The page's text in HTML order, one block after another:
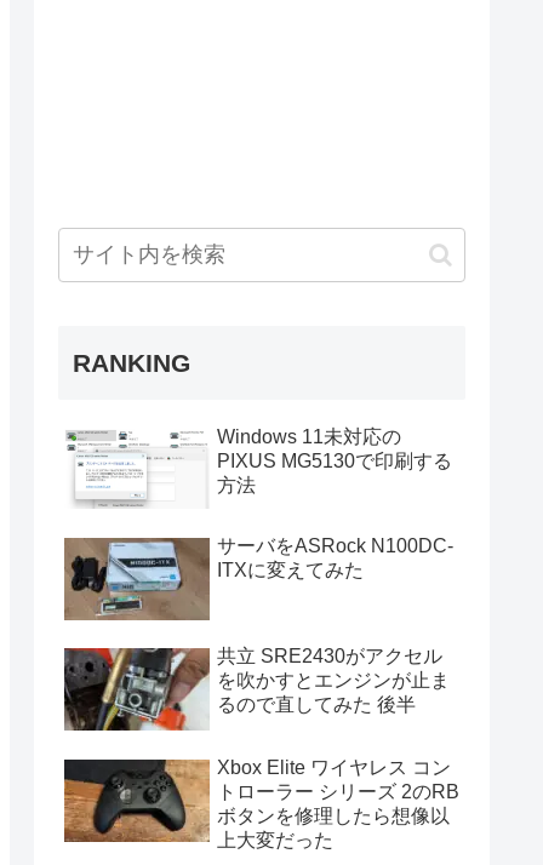
RANKING
Windows 11未対応の
PIXUS MG5130で印刷する
方法
サーバをASRock N100DC-
ITXに変えてみた
共立 SRE2430がアクセル
を吹かすとエンジンが止ま
るので直してみた 後半
Xbox Elite ワイヤレス コン
トローラー シリーズ 2のRB
ボタンを修理したら想像以
上大変だった